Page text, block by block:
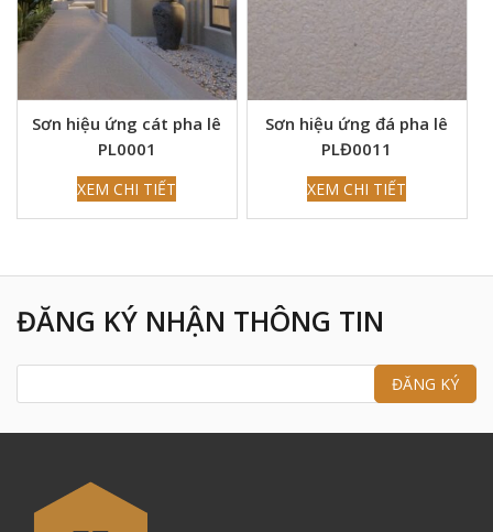
Sơn hiệu ứng cát pha lê
PL0001
XEM CHI TIẾT
Sơn hiệu ứng đá pha lê
PLĐ0011
XEM CHI TIẾT
ĐĂNG KÝ NHẬN THÔNG TIN